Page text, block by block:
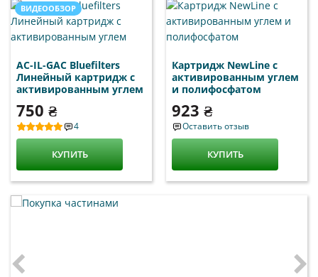
AC-IL-GAC Bluefilters
Линейный картридж с
активированным углем
750 ₴
4
КУПИТЬ
ВИДЕООБЗОР
Картридж NewLine c
активированным углем
и полифосфатом
923 ₴
Оставить отзыв
КУПИТЬ